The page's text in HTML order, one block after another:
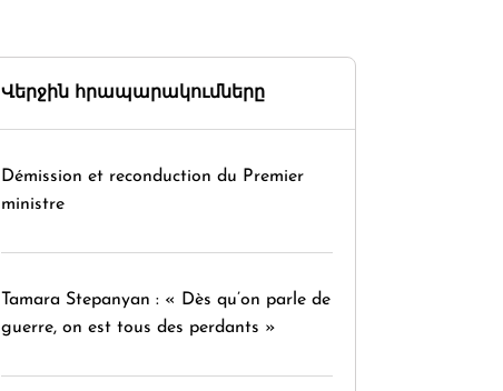
Վերջին հրապարակումները
Démission et reconduction du Premier
ministre
Tamara Stepanyan : « Dès qu’on parle de
guerre, on est tous des perdants »